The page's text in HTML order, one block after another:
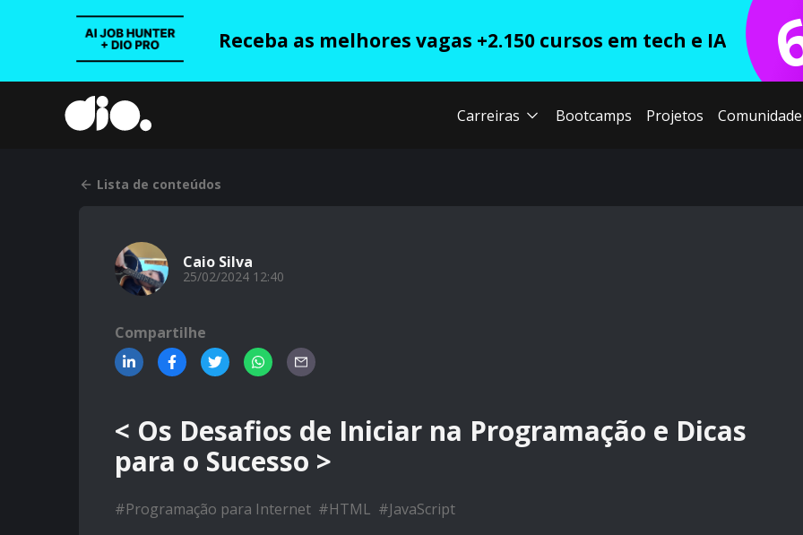
Receba as melhores vagas +2.150 cursos em tech e IA
Carreiras Bootcamps Projetos Comunidade
Lista de conteúdos
Caio Silva
25/02/2024 12:40
Compartilhe
< Os Desafios de Iniciar na Programação e Dicas
para o Sucesso >
#Programação para Internet #HTML #JavaScript